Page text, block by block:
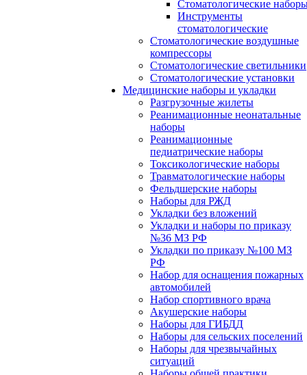
Стоматологические
Инструменты
стоматологические
Стоматологические воздушные
компрессоры
Стоматологические светильники
Стоматологические установки
Медицинские наборы и укладки
Разгрузочные жилеты
Реанимационные неонатальные
наборы
Реанимационные
педиатрические наборы
Токсикологические наборы
Травматологические наборы
Фельдшерские наборы
Наборы для РЖД
Укладки без вложений
Укладки и наборы по приказу
№36 МЗ РФ
Укладки по приказу №100 МЗ
РФ
Набор для оснащения пожарных
автомобилей
Набор спортивного врача
Акушерские наборы
Наборы для ГИБДД
Наборы для сельских поселений
Наборы для чрезвычайных
ситуаций